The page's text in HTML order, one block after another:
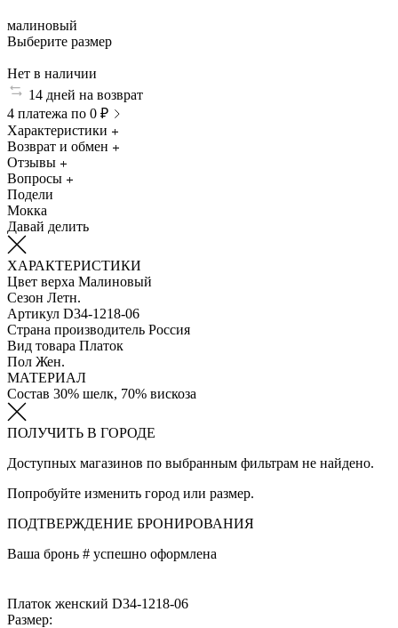
малиновый
Выберите размер
Нет в наличии
14 дней на возврат
4 платежа по 0 ₽
Характеристики
Возврат и обмен
Отзывы
Вопросы
Подели
Мокка
Давай делить
ХАРАКТЕРИСТИКИ
Цвет верха Малиновый
Сезон Летн.
Артикул D34-1218-06
Страна производитель Россия
Вид товара Платок
Пол Жен.
МАТЕРИАЛ
Состав 30% шелк, 70% вискоза
ПОЛУЧИТЬ В ГОРОДЕ
Доступных магазинов по выбранным фильтрам не найдено.
Попробуйте изменить город или размер.
ПОДТВЕРЖДЕНИЕ БРОНИРОВАНИЯ
Ваша бронь # успешно оформлена
Платок женский D34-1218-06
Размер: